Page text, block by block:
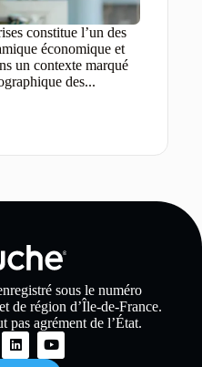
constitue l’un des
économique et
un contexte marqué
des...
sous le numéro
de région d’Île-de-France.
pas agrément de l’État.